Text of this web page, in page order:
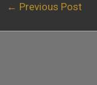
← Previous Post